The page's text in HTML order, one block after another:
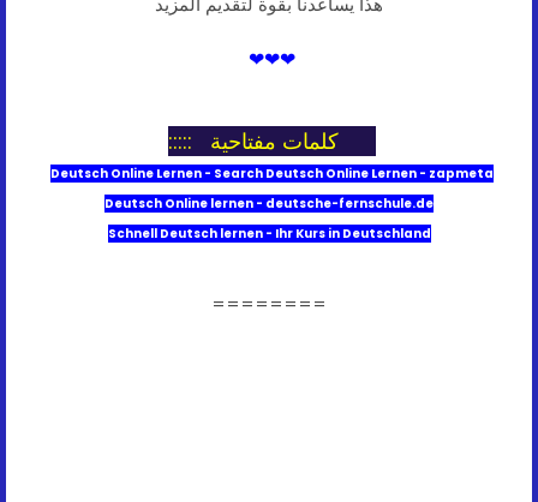
❤❤❤
:::::
Schnell Deutsch lernen - Ihr Kurs in Deutschland
========